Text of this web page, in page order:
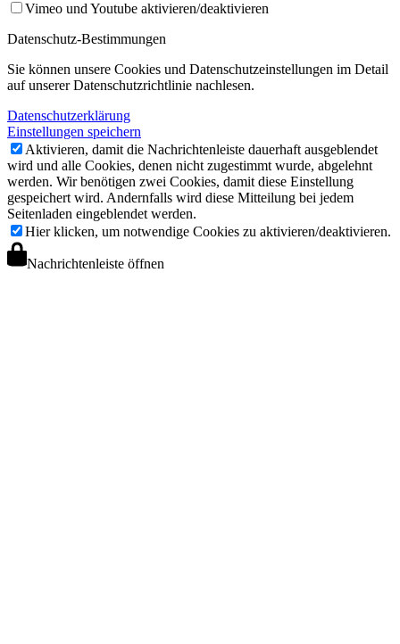
Vimeo und Youtube aktivieren/deaktivieren
Datenschutz-Bestimmungen
Sie können unsere Cookies und Datenschutzeinstellungen im Detail
auf unserer Datenschutzrichtlinie nachlesen.
Datenschutzerklärung
Einstellungen speichern
Aktivieren, damit die Nachrichtenleiste dauerhaft ausgeblendet
wird und alle Cookies, denen nicht zugestimmt wurde, abgelehnt
werden. Wir benötigen zwei Cookies, damit diese Einstellung
gespeichert wird. Andernfalls wird diese Mitteilung bei jedem
Seitenladen eingeblendet werden.
Hier klicken, um notwendige Cookies zu aktivieren/deaktivieren.
Nachrichtenleiste öffnen